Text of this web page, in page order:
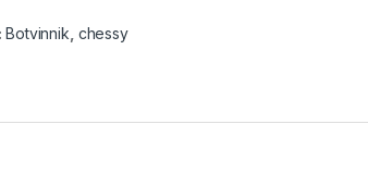
Botvinnik chessy